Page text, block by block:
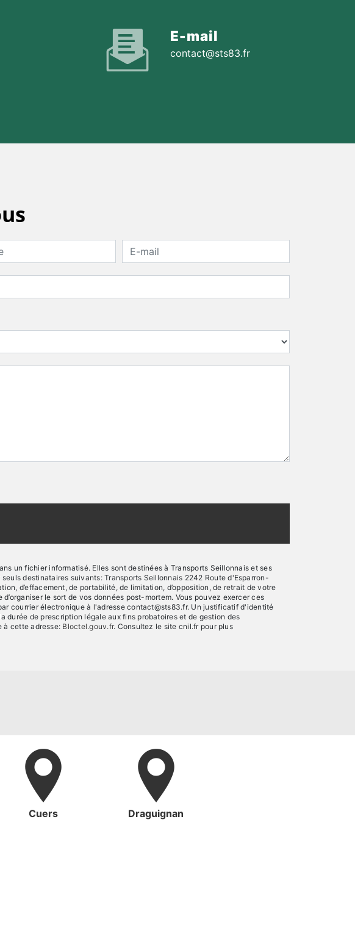
E-mail
contact@sts83.fr
un fichier informatisé. Elles sont destinées à Transports Seillonnais et ses
destinataires suivants: Transports Seillonnais 2242 Route d'Esparron-
d’effacement, de portabilité, de limitation, d’opposition, de retrait de votre
le sort de vos données post-mortem. Vous pouvez exercer ces
courrier électronique à l'adresse contact@sts83.fr. Un justificatif d'identité
durée de prescription légale aux fins probatoires et de gestion des
à cette adresse: Bloctel.gouv.fr. Consultez le site cnil.fr pour plus
Cuers Draguignan